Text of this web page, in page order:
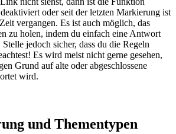
oder seit der letzten Markierung ist
vergangen. Es ist auch möglich, das
zu holen, indem du einfach eine Antwort
jedoch sicher, dass du die Regeln
Es wird meist nicht gerne gesehen,
Grund auf alte oder abgeschlossene
wird.
und Thementypen